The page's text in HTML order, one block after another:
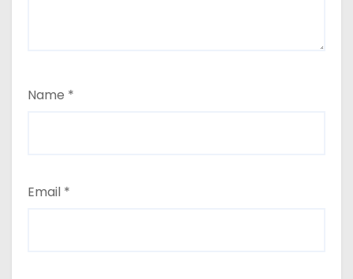
Name *
Email *